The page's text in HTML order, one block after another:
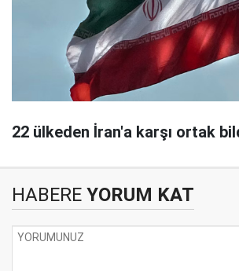
22 ülkeden İran'a karşı ortak
HABERE YORUM KAT